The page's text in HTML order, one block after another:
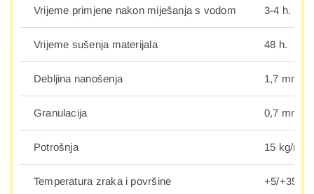
Vrijeme primjene nakon miješanja s vodom 3-4 h.
Vrijeme sušenja materijala 48 h.
Debljina nanošenja 1,7 mm.
Granulacija 0,7 mm.
Potrošnja 15 kg/m2.
Temperatura zraka i površine +5/+35°C